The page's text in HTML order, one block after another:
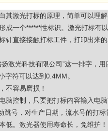
其激光打标的原理，简单可以理
一个******性标识。激光打标有
针直接接触打标工件，打印出来
激光科技有限公司”这一排字，
字符可以达到0.4MM。
不容易磨损！
脑控制，只要把打标内容输入电
号，对生产日期，流水号的打标
低。激光器使用寿命长，免维护！